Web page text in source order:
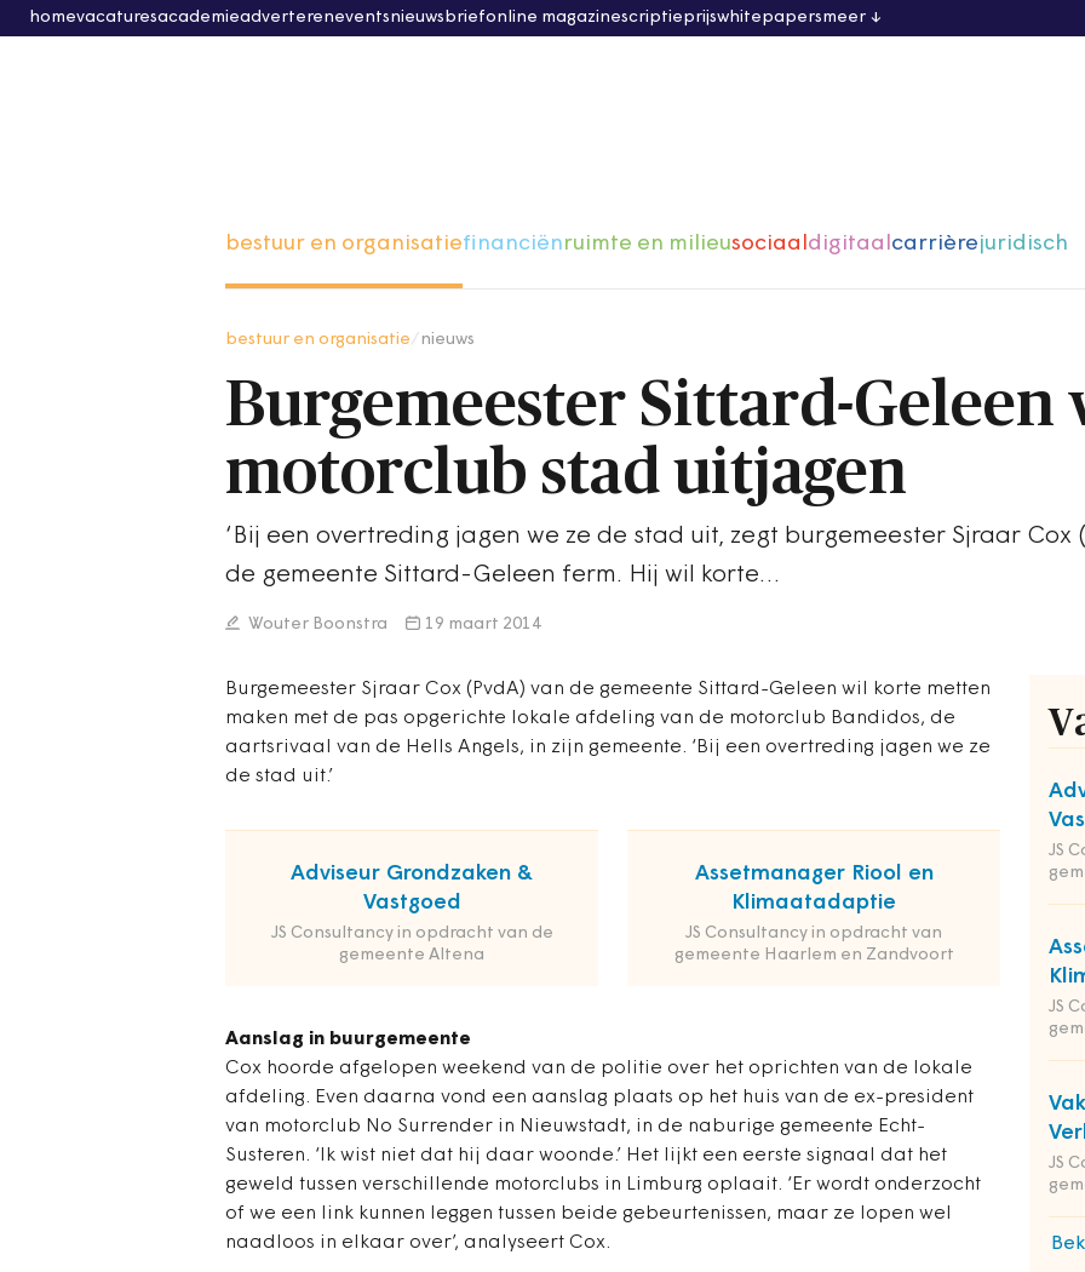
homevacaturesacademieadvertereneventsnieuwsbriefonline magazinescriptieprijswhitepapersmeer
bestuur en organisatiefinanciënruimte en milieusociaaldigitaalcarrièrejuridisch
bestuur en organisatie nieuws
Burgemeester Sittard-Geleen
motorclub stad uitjagen
‘Bij een overtreding jagen we ze de stad uit, zegt burgemeester Sjraar Cox
de gemeente Sittard-Geleen ferm. Hij wil korte…
Wouter Boonstra 19 maart 2014
Burgemeester Sjraar Cox (PvdA) van de gemeente Sittard-Geleen wil korte metten
maken met de pas opgerichte lokale afdeling van de motorclub Bandidos, de
aartsrivaal van de Hells Angels, in zijn gemeente. ‘Bij een overtreding jagen we ze
de stad uit.’
Adviseur Grondzaken &
Vastgoed
JS Consultancy in opdracht van de
gemeente Altena
Assetmanager Riool en
Klimaatadaptie
JS Consultancy in opdracht van
gemeente Haarlem en Zandvoort
Aanslag in buurgemeente
Cox hoorde afgelopen weekend van de politie over het oprichten van de lokale
afdeling. Even daarna vond een aanslag plaats op het huis van de ex-president
van motorclub No Surrender in Nieuwstadt, in de naburige gemeente Echt-
Susteren. ‘Ik wist niet dat hij daar woonde.’ Het lijkt een eerste signaal dat het
geweld tussen verschillende motorclubs in Limburg oplaait. ‘Er wordt onderzocht
of we een link kunnen leggen tussen beide gebeurtenissen, maar ze lopen wel
naadloos in elkaar over’, analyseert Cox.
JS
JS
JS